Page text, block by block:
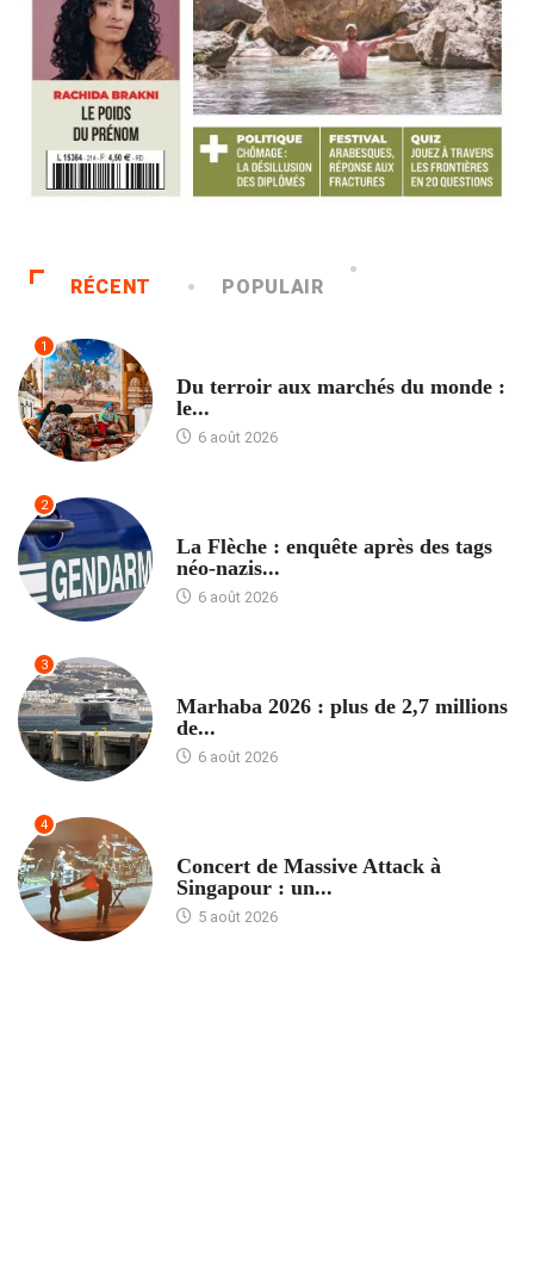
RÉCENT POPULAIR
1
Du terroir aux marchés du monde :
le...
6 août 2026
2
La Flèche : enquête après des tags
néo-nazis...
6 août 2026
3
Marhaba 2026 : plus de 2,7 millions
de...
6 août 2026
4
Concert de Massive Attack à
Singapour : un...
5 août 2026